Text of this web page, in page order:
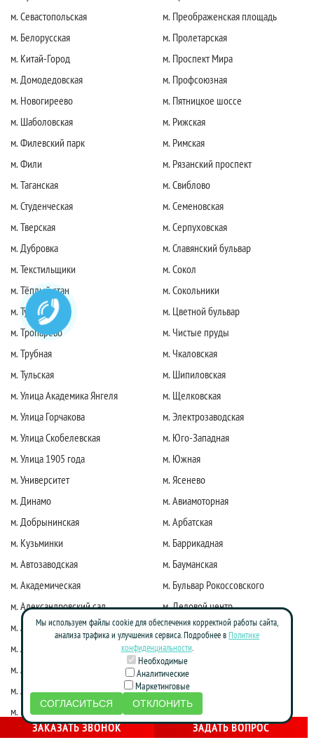
м. Севастопольская
м. Белорусская
м. Китай-Город
м. Домодедовская
м. Новогиреево
м. Шаболовская
м. Филевский парк
м. Фили
м. Таганская
м. Студенческая
м. Тверская
м. Дубровка
м. Текстильщики
м. Тёплый стан
м. Тушинская
м. Тропарево
м. Трубная
м. Тульская
м. Улица Академика Янгеля
м. Улица Горчакова
м. Улица Скобелевская
м. Улица 1905 года
м. Университет
м. Динамо
м. Добрынинская
м. Кузьминки
м. Автозаводская
м. Академическая
м. Александровский сад
м. Алексеевская
м. Алма-Атинская
м. Алтуфьево
м. Аннино
м. Бабушкинская
м. Достоевская
м. Преображенская площадь
м. Пролетарская
м. Проспект Мира
м. Профсоюзная
м. Пятницкое шоссе
м. Рижская
м. Римская
м. Рязанский проспект
м. Свиблово
м. Семеновская
м. Серпуховская
м. Славянский бульвар
м. Сокол
м. Сокольники
м. Цветной бульвар
м. Чистые пруды
м. Чкаловская
м. Шипиловская
м. Щелковская
м. Электрозаводская
м. Юго-Западная
м. Южная
м. Ясенево
м. Авиамоторная
м. Арбатская
м. Баррикадная
м. Бауманская
м. Бульвар Рокоссовского
м. Деловой центр
м. Киевская
м. Коломенская
м. Краснопресненская
м. Красные ворота
м. Марксистская
м. Маяковская
ЗАКАЗАТЬ ЗВОНОК ЗАДАТЬ ВОПРОС
Мы используем файлы cookie для обеспечения корректной работы сайта,
анализа трафика и улучшения сервиса. Подробнее вПолитике
конфиденциальности.
Необходимые
Аналитические
Маркетинговые
СОГЛАСИТЬСЯ ОТКЛОНИТЬ